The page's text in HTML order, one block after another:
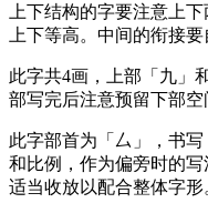
上下结构的字要注意上
上下等高。中间的衔接要
此字共4画，上部「九」
部写完后注意预留下部空
此字部首为「厶」，书
和比例，作为偏旁时的
适当收放以配合整体字形